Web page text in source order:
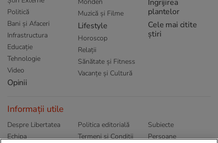
Politică
Bani și Afaceri
Infrastructura
Educație
Tehnologie
Video
Opinii
Muzică și Filme
Lifestyle
Horoscop
Relații
Sănătate și Fitness
Vacanțe și Cultură
Ingrijirea
plantelor
Cele mai citite
știri
Informații utile
Despre Libertatea
Echipa
Politica editorială
Termeni și Conditii
Subiecte
Persoane